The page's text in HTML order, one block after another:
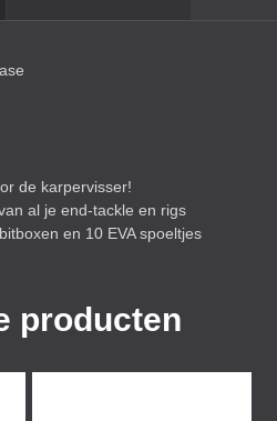
de karpervisser!
al je end-tackle en rigs
en 10 EVAspoeltjes
producten